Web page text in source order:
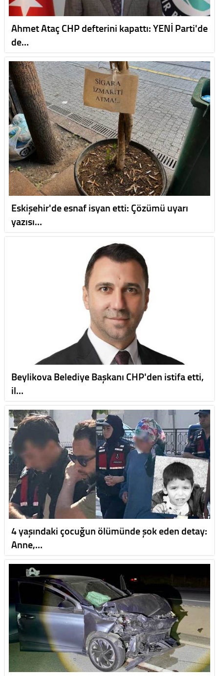
Ahmet Ataç CHP defterini kapattı: YENİ Parti'de
de…
Eskişehir'de esnaf isyan etti: Çözümü uyarı
yazısı…
Beylikova Belediye Başkanı CHP'den istifa etti,
il…
4 yaşındaki çocuğun ölümünde şok eden detay:
Anne,…